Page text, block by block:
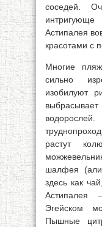
соседей.
Астипалея
красотами с
Многие
сильно
изобилуют
растут
шалфея
здесь как
Астипалея
Эгейском
Пышные